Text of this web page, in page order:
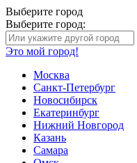
Выберите город
Выберите город:
Это мой город!
Москва
Санкт-Петербург
Новосибирск
Екатеринбург
Нижний Новгород
Казань
Самара